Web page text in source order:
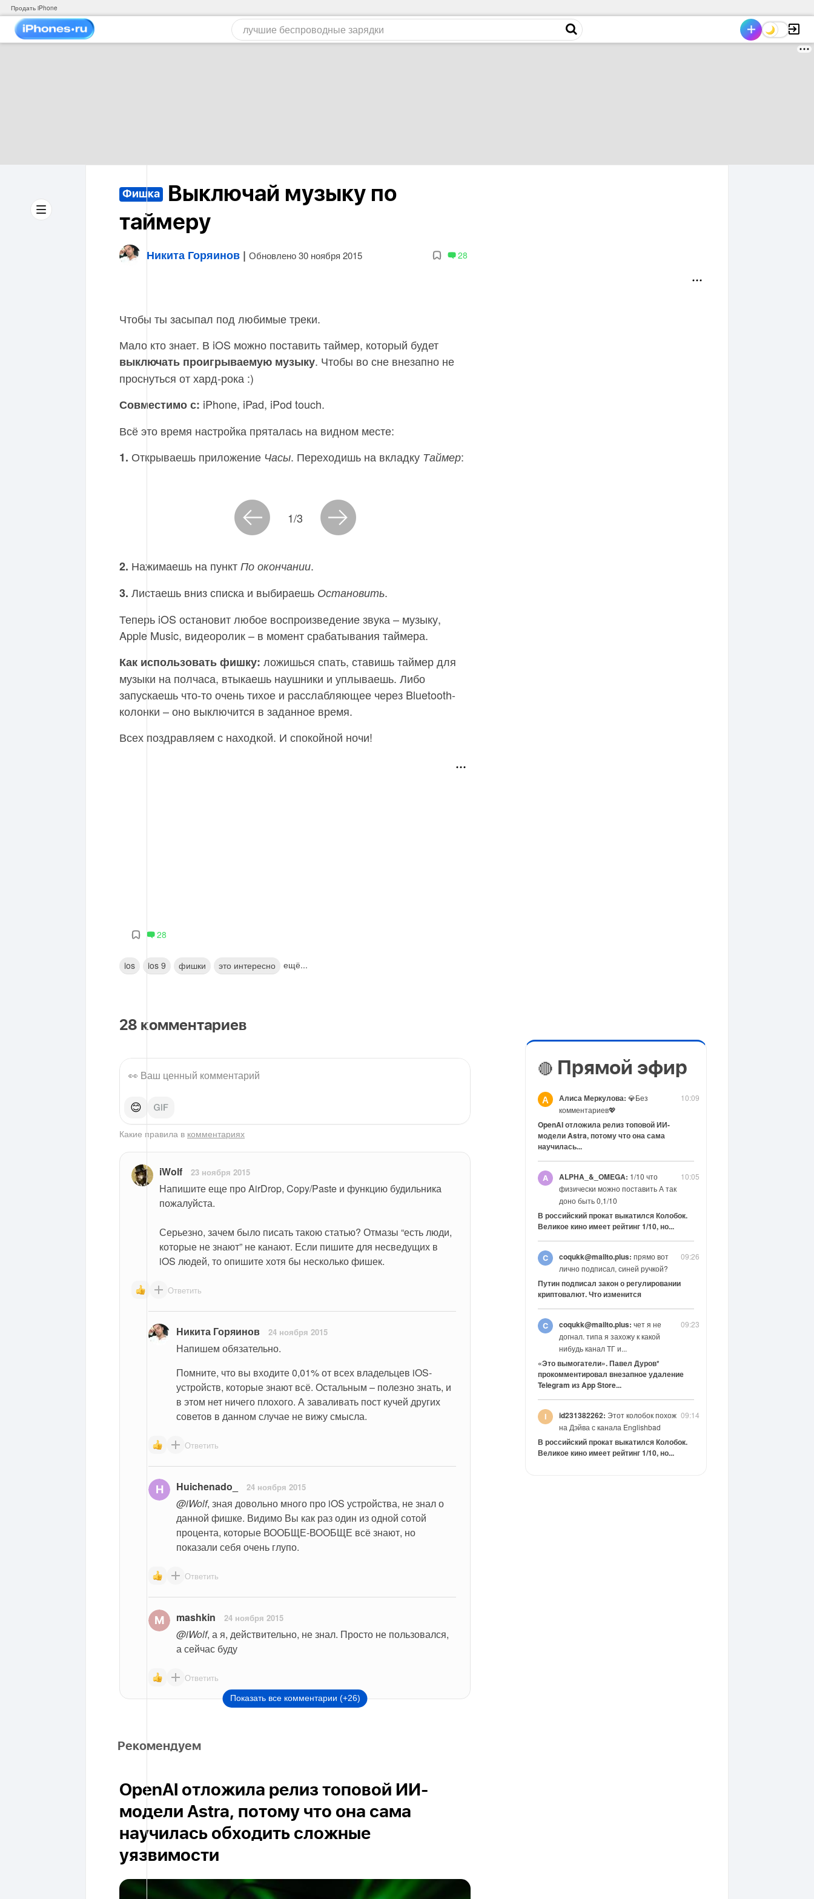
Продать iPhone
Фишка
Выключай музыку по
таймеру
Никита Горяинов | Обновлено 30 ноября 2015 28
Чтобы ты засыпал под любимые треки.
Мало кто знает. В iOS можно поставить таймер, который будет
выключать проигрываемую музыку. Чтобы во сне внезапно не
проснуться от хард-рока :)
Совместимо с: iPhone, iPad, iPod touch.
Всё это время настройка пряталась на видном месте:
1. Открываешь приложение Часы. Переходишь на вкладку Таймер:
1/3
2. Нажимаешь на пункт По окончании.
3. Листаешь вниз списка и выбираешь Остановить.
Теперь iOS остановит любое воспроизведение звука – музыку,
Apple Music, видеоролик – в момент срабатывания таймера.
Как использовать фишку: ложишься спать, ставишь таймер для
музыки на полчаса, втыкаешь наушники и уплываешь. Либо
запускаешь что-то очень тихое и расслабляющее через Bluetooth-
колонки – оно выключится в заданное время.
Всех поздравляем с находкой. И спокойной ночи!
28
ios ios 9 фишки это интересно ещё...
28 комментариев
😊
Какие правила в комментариях
iWolf 23 ноября 2015
Напишите еще про AirDrop, Copy/Paste и функцию будильника
пожалуйста.
Серьезно, зачем было писать такою статью? Отмазы “есть люди,
которые не знают” не канают. Если пишите для несведущих в
iOS людей, то опишите хотя бы несколько фишек.
Ответить
Никита Горяинов 24 ноября 2015
Напишем обязательно.
Помните, что вы входите 0,01% от всех владельцев iOS-
устройств, которые знают всё. Остальным – полезно знать, и
в этом нет ничего плохого. А заваливать пост кучей других
советов в данном случае не вижу смысла.
Ответить
Huichenado_ 24 ноября 2015
@iWolf, зная довольно много про iOS устройства, не знал о
данной фишке. Видимо Вы как раз один из одной сотой
процента, которые ВООБЩЕ-ВООБЩЕ всё знают, но
показали себя очень глупо.
Ответить
mashkin 24 ноября 2015
@iWolf, а я, действительно, не знал. Просто не пользовался,
а сейчас буду
Ответить
Показать все комментарии (+26)
Рекомендуем
OpenAI отложила релиз топовой ИИ-
модели Astra, потому что она сама
научилась обходить сложные
уязвимости
🔴 Прямой эфир
10:09
А Алиса Меркулова: 💎Без
комментариев💖
OpenAI отложила релиз топовой ИИ-
модели Astra, потому что она сама
научилась...
10:05
ALPHA_&_OMEGA: 1/10 что
физически можно поставить А так
доно быть 0,1/10
В российский прокат выкатился Колобок.
Великое кино имеет рейтинг 1/10, но...
09:26
coqukk@mailto.plus: прямо вот
лично подписал, синей ручкой?
Путин подписал закон о регулировании
криптовалют. Что изменится
09:23
coqukk@mailto.plus: чет я не
догнал. типа я захожу к какой
нибудь канал ТГ и...
«Это вымогатели». Павел Дуров*
прокомментировал внезапное удаление
Telegram из App Store...
09:14
id231382262: Этот колобок похож
на Дэйва с канала Englishbad
В российский прокат выкатился Колобок.
Великое кино имеет рейтинг 1/10, но...